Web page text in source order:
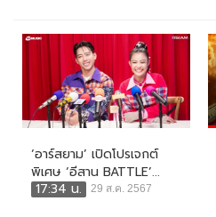
‘อาร์สยาม’ เปิดโปรเจกต์
พิเศษ ‘อีสาน BATTLE’...
17:34 น.
29 ส.ค. 2567